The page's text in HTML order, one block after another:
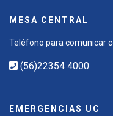
MESA CENTRAL
Teléfono para comunicar
(56)22354 4000
EMERGENCIAS UC